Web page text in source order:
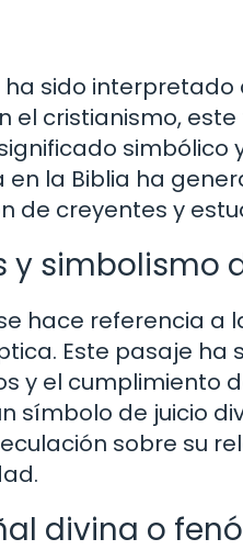
sido
el cristianismo,
simbólico
la Biblia ha
creyentes y
y simbolismo
hace referencia a
Este pasaje ha
y el cumplimiento
símbolo de juicio
sobre su
divina o